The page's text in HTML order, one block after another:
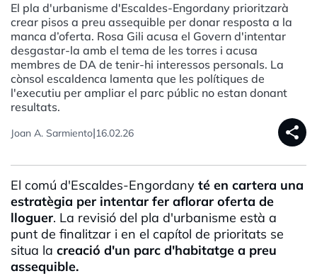
El pla d'urbanisme d'Escaldes-Engordany prioritzarà
crear pisos a preu assequible per donar resposta a la
manca d’oferta. Rosa Gili acusa el Govern d'intentar
desgastar-la amb el tema de les torres i acusa
membres de DA de tenir-hi interessos personals. La
cònsol escaldenca lamenta que les polítiques de
l'executiu per ampliar el parc públic no estan donant
resultats.
Joan A. Sarmiento|16.02.26 share
El comú d'Escaldes-Engordany té en cartera una
estratègia per intentar fer aflorar oferta de
lloguer. La revisió del pla d'urbanisme està a
punt de finalitzar i en el capítol de prioritats se
situa la creació d'un parc d'habitatge a preu
assequible.